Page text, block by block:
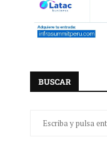
BUSCAR